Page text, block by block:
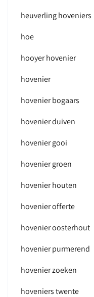
heuverling hoveniers
hoe
hooyer hovenier
hovenier
hovenier bogaars
hovenier duiven
hovenier gooi
hovenier groen
hovenier houten
hovenier offerte
hovenier oosterhout
hovenier purmerend
hovenier zoeken
hoveniers twente